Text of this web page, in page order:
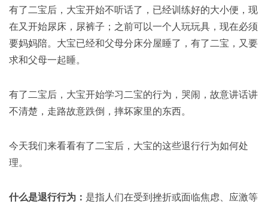
有了二宝后，大宝开始不听话了，已经训练好的大小便，现
在又开始尿床，尿裤子；之前可以一个人玩玩具，现在必须
要妈妈陪。大宝已经和父母分床分屋睡了，有了二宝，又要
求和父母一起睡。
有了二宝后，大宝开始学习二宝的行为，哭闹，故意讲话讲
不清楚，走路故意跌倒，摔坏家里的东西。
今天我们来看看有了二宝后，大宝的这些退行行为如何处
理。
什么是退行行为： 是指人们在受到挫折或面临焦虑、应激等